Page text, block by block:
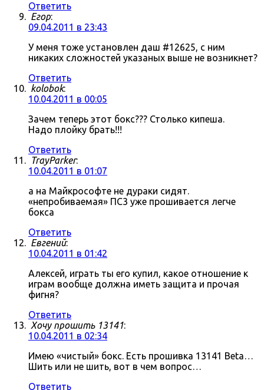
Ответить
Егор:
09.04.2011 в 23:43
У меня тоже установлен даш #12625, с ним
никаких сложностей указаных выше не возникнет?
Ответить
kolobok:
10.04.2011 в 00:05
Зачем теперь этот бокс??? Столько кипеша.
Надо плойку брать!!!
Ответить
TrayParker:
10.04.2011 в 01:07
а на Майкрософте не дураки сидят.
«непробиваемая» ПС3 уже прошивается легче
бокса
Ответить
Евгений:
10.04.2011 в 01:42
Алексей, играть ты его купил, какое отношение к
играм вообще должна иметь защита и прочая
фигня?
Ответить
Хочу прошить 13141:
10.04.2011 в 02:34
Имею «чистый» бокс. Есть прошивка 13141 Beta…
Шить или не шить, вот в чем вопрос…
Ответить